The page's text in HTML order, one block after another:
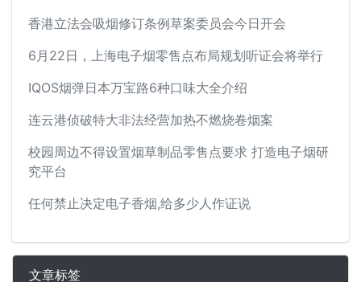
香港立法会吸烟修订条例草案委员会今日开会
6月22日，上海电子烟零售点布局规划听证会将举行
IQOS烟弹日本万宝路6种口味大全介绍
连云港侦破特大非法经营加热不燃烧卷烟案
校园周边不得设置烟草制品零售点要求 打造电子烟研
究平台
任何禁止决定电子香烟,给多少人作证说
文章标签